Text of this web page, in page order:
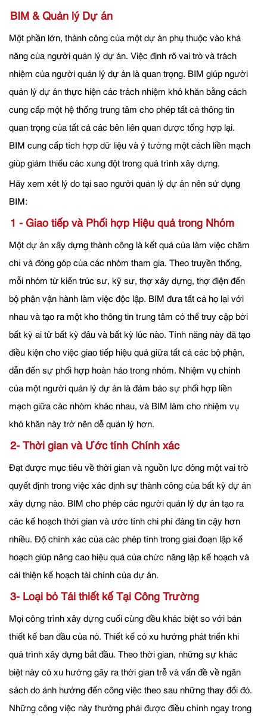
BIM & Quản lý Dự án
Một phần lớn, thành công của một dự án phụ thuộc vào khả
năng của người quản lý dự án. Việc định rõ vai trò và trách
nhiệm của người quản lý dự án là quan trọng. BIM giúp người
quản lý dự án thực hiện các trách nhiệm khó khăn bằng cách
cung cấp một hệ thống trung tâm cho phép tất cả thông tin
quan trọng của tất cả các bên liên quan được tổng hợp lại.
BIM cung cấp tích hợp dữ liệu và ý tưởng một cách liền mạch
giúp giảm thiểu các xung đột trong quá trình xây dựng.
Hãy xem xét lý do tại sao người quản lý dự án nên sử dụng
BIM:
1 - Giao tiếp và Phối hợp Hiệu quả trong Nhóm
Một dự án xây dựng thành công là kết quả của làm việc chăm
chỉ và đóng góp của các nhóm tham gia. Theo truyền thống,
mỗi nhóm từ kiến trúc sư, kỹ sư, thợ xây dựng, thợ điện đến
bộ phận vận hành làm việc độc lập. BIM đưa tất cả họ lại với
nhau và tạo ra một kho thông tin trung tâm có thể truy cập bởi
bất kỳ ai từ bất kỳ đâu và bất kỳ lúc nào. Tính năng này đã tạo
điều kiện cho việc giao tiếp hiệu quả giữa tất cả các bộ phận,
dẫn đến sự phối hợp hoàn hảo trong nhóm. Nhiệm vụ chính
của một người quản lý dự án là đảm bảo sự phối hợp liền
mạch giữa các nhóm khác nhau, và BIM làm cho nhiệm vụ
khó khăn này trở nên dễ quản lý hơn.
2- Thời gian và Ước tính Chính xác
Đạt được mục tiêu về thời gian và nguồn lực đóng một vai trò
quyết định trong việc xác định sự thành công của bất kỳ dự án
xây dựng nào. BIM cho phép các người quản lý dự án tạo ra
các kế hoạch thời gian và ước tính chi phí đáng tin cậy hơn
nhiều. Độ chính xác của các phép tính trong giai đoạn lập kế
hoạch giúp nâng cao hiệu quả của chức năng lập kế hoạch và
cải thiện kế hoạch tài chính của dự án.
3- Loại bỏ Tái thiết kế Tại Công Trường
Mọi công trình xây dựng cuối cùng đều khác biệt so với bản
thiết kế ban đầu của nó. Thiết kế có xu hướng phát triển khi
quá trình xây dựng bắt đầu. Theo thời gian, những sự khác
biệt này có xu hướng gây ra thời gian trễ và vấn đề về ngân
sách do ảnh hưởng đến công việc theo sau những thay đổi đó.
Những công việc này thường phải được điều chỉnh ngay trong